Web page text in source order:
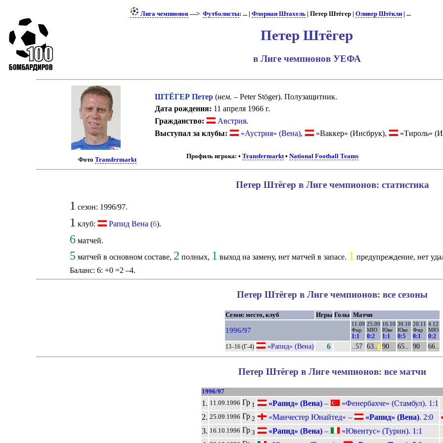
Лига чемпионов —>Футболисты: ... |Флориан Штахель | Петер Штёгер |Оливер Штёкли | ...
Петер Штёгер
в Лиге чемпионов УЕФА
Фото Transfermarkt
ШТЁГЕР Петер (нем. – Peter Stöger). Полузащитник.
Дата рождения: 11 апреля 1966 г.
Гражданство:
Австрия.
Выступал за клубы:
«Аустрия» (Вена), «Ваккер» (Инсбрук), «Тироль»
Профиль игрока: •Transfermarkt•National Football Teams
Петер Штёгер в Лиге чемпионов: статистика
1 сезон: 1996/97.
1 клуб: Рапид Вена (6).
6матчей.
5 матчей в основном составе, 2 полных, 1 выход на замену, нет матчей в запасе. 1 предупреждение, нет
Баланс: 6: +0 =2 –4.
Петер Штёгер в Лиге чемпионов: все сезоны
Сезон: место, клуб Игры Голы Матчи
1996/97
11.09
Фнр
1:1
25.09
МЮ
0:2
16.10
Юве
1:1
30.10
Юве
0:5
20.11
Фнр
0:1
4.12
МЮ
0:2
13–16 (Г-4) «Рапид» (Вена) 6 ..57 63.. 90 65.. 90 66..
Петер Штёгер в Лиге чемпионов: все матчи
1996/97
1. 11.09.1996 Гр 1 «Рапид» (Вена) – «Фенербахче» (Стамбул). 1:1
2. 25.09.1996 Гр 2 «Манчестер Юнайтед» – «Рапид» (Вена). 2:0
3. 16.10.1996 Гр 3 «Рапид» (Вена) – «Ювентус» (Турин). 1:1